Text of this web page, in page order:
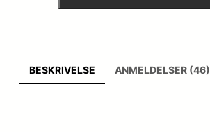
BESKRIVELSE ANMELDELSER (46)